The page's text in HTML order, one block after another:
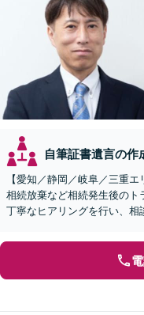
自筆証書遺言の作
【愛知／静岡／岐阜／三重
相続放棄など相続発生後のト
丁寧なヒアリングを行い、相